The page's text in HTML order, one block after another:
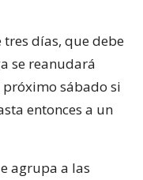
días, que debe
se reanudará
sábado si
entonces a un
agrupa a las